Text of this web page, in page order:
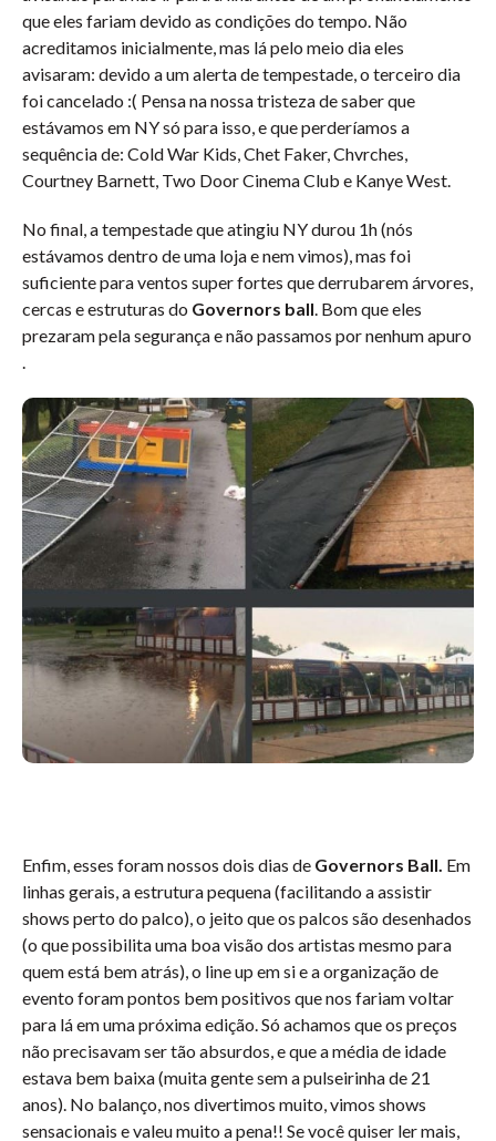
que eles fariam devido as condições do tempo. Não
acreditamos inicialmente, mas lá pelo meio dia eles
avisaram: devido a um alerta de tempestade, o terceiro dia
foi cancelado :( Pensa na nossa tristeza de saber que
estávamos em NY só para isso, e que perderíamos a
sequência de: Cold War Kids, Chet Faker, Chvrches,
Courtney Barnett, Two Door Cinema Club e Kanye West.
No final, a tempestade que atingiu NY durou 1h (nós
estávamos dentro de uma loja e nem vimos), mas foi
suficiente para ventos super fortes que derrubarem árvores,
cercas e estruturas do Governors ball. Bom que eles
prezaram pela segurança e não passamos por nenhum apuro
.
Enfim, esses foram nossos dois dias de Governors Ball. Em
linhas gerais, a estrutura pequena (facilitando a assistir
shows perto do palco), o jeito que os palcos são desenhados
(o que possibilita uma boa visão dos artistas mesmo para
quem está bem atrás), o line up em si e a organização de
evento foram pontos bem positivos que nos fariam voltar
para lá em uma próxima edição. Só achamos que os preços
não precisavam ser tão absurdos, e que a média de idade
estava bem baixa (muita gente sem a pulseirinha de 21
anos). No balanço, nos divertimos muito, vimos shows
sensacionais e valeu muito a pena!! Se você quiser ler mais,